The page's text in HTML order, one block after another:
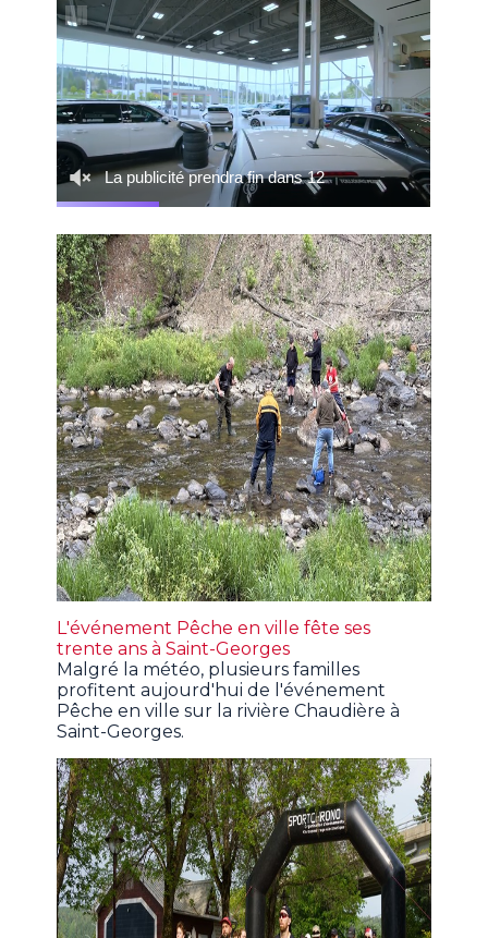
L'événement Pêche en ville fête ses
trente ans à Saint-Georges
Malgré la météo, plusieurs familles
profitent aujourd'hui de l'événement
Pêche en ville sur la rivière Chaudière à
Saint-Georges.